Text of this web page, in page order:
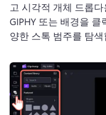
고 시각적 개체 드롭
GIPHY 또는 배경을 클
양한 스톡 범주를 탐색